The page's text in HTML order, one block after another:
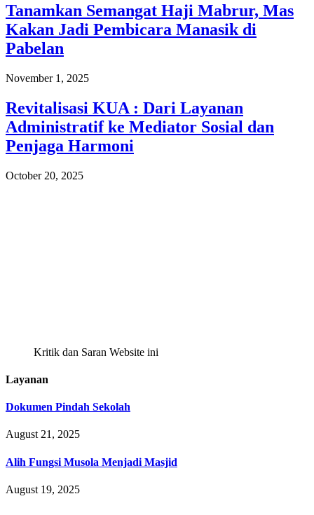
Tanamkan Semangat Haji Mabrur, Mas
Kakan Jadi Pembicara Manasik di
Pabelan
November 1, 2025
Revitalisasi KUA : Dari Layanan
Administratif ke Mediator Sosial dan
Penjaga Harmoni
October 20, 2025
Kritik dan Saran Website ini
Layanan
Dokumen Pindah Sekolah
August 21, 2025
Alih Fungsi Musola Menjadi Masjid
August 19, 2025